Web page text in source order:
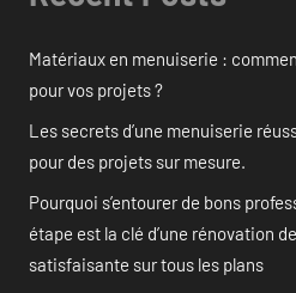
Matériaux en menuiserie :
pour vos projets ?
Les secrets d’une menuiserie
pour des projets sur mesure.
Pourquoi s’entourer de bons
étape est la clé d’une rénovation
satisfaisante sur tous les plans